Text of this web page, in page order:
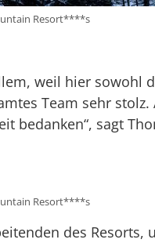
Resort****s
weil hier sowohl
Team sehr
bedanken“, sagt
Resort****s
des Resorts,